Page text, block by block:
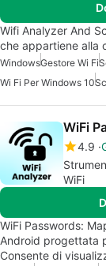
Wifi Analyzer And
che appartiene alla
WindowsGestore Wi Fi
Wi Fi Per Windows 10
WiFi
4.9
WiFi
WiFi Passwords:
Android progettata
Consente di